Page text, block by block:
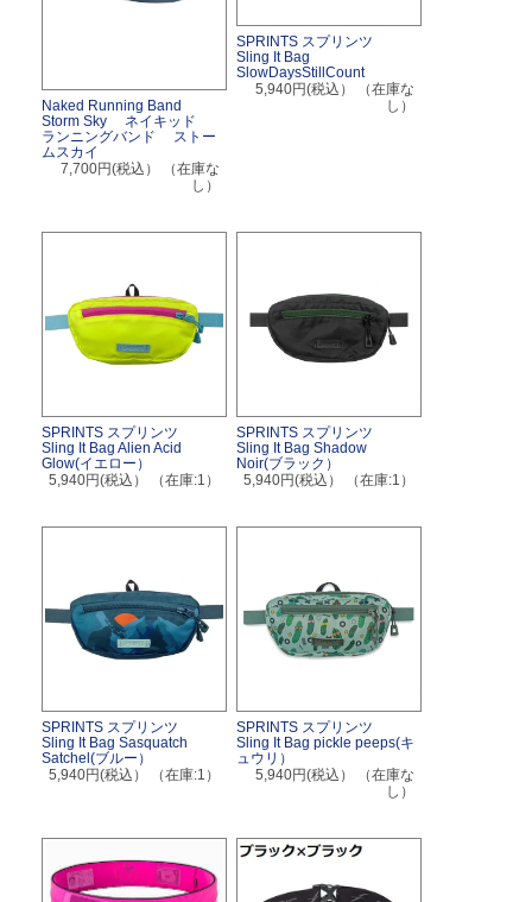
Naked Running Band
Storm Sky ネイキッド
ランニングバンド ストー
ムスカイ
7,700円(税込）
（在庫な
し）
SPRINTS スプリンツ
Sling It Bag
SlowDaysStillCount
5,940円(税込）
（在庫な
し）
SPRINTS スプリンツ
Sling It Bag Alien Acid
Glow(イエロー）
5,940円(税込）
（在庫:1）
SPRINTS スプリンツ
Sling It Bag Shadow
Noir(ブラック）
5,940円(税込）
（在庫:1）
SPRINTS スプリンツ
Sling It Bag Sasquatch
Satchel(ブルー）
5,940円(税込）
（在庫:1）
SPRINTS スプリンツ
Sling It Bag pickle peeps(キ
ュウリ）
5,940円(税込）
（在庫な
し）